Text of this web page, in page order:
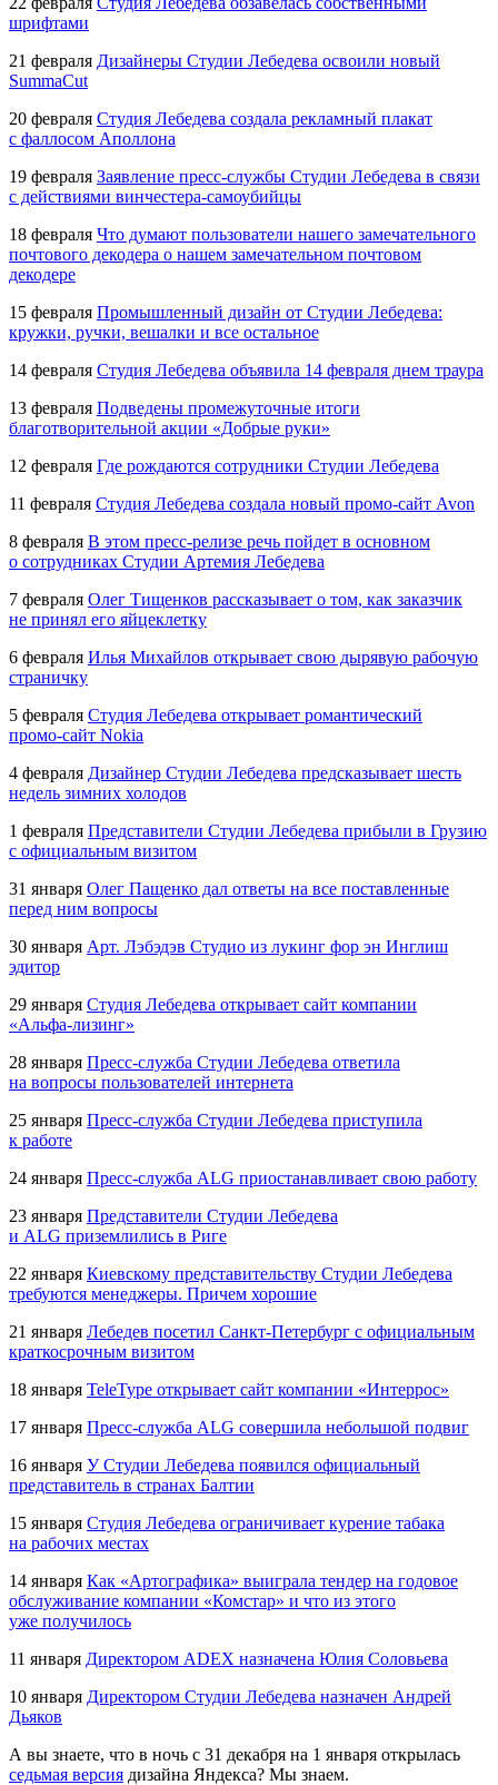
шрифтами
21 февраля Дизайнеры Студии Лебедева освоили новый
SummaCut
20 февраля Студия Лебедева создала рекламный плакат
с фаллосом Аполлона
19 февраля Заявление пресс-службы Студии Лебедева в связи
с действиями винчестера-самоубийцы
18 февраля Что думают пользователи нашего замечательного
почтового декодера о нашем замечательном почтовом
декодере
15 февраля Промышленный дизайн от Студии Лебедева:
кружки, ручки, вешалки и все остальное
14 февраля Студия Лебедева объявила 14 февраля днем траура
13 февраля Подведены промежуточные итоги
благотворительной акции «Добрые руки»
12 февраля Где рождаются сотрудники Студии Лебедева
11 февраля Студия Лебедева создала новый промо-сайт Avon
8 февраля В этом пресс-релизе речь пойдет в основном
о сотрудниках Студии Артемия Лебедева
7 февраля Олег Тищенков рассказывает о том, как заказчик
не принял его яйцеклетку
6 февраля Илья Михайлов открывает свою дырявую рабочую
страничку
5 февраля Студия Лебедева открывает романтический
промо-сайт Nokia
4 февраля Дизайнер Студии Лебедева предсказывает шесть
недель зимних холодов
1 февраля Представители Студии Лебедева прибыли в Грузию
с официальным визитом
31 января Олег Пащенко дал ответы на все поставленные
перед ним вопросы
30 января Арт. Лэбэдэв Студио из лукинг фор эн Инглиш
эдитор
29 января Студия Лебедева открывает сайт компании
«Альфа-лизинг»
28 января Пресс-служба Студии Лебедева ответила
на вопросы пользователей интернета
25 января Пресс-служба Студии Лебедева приступила
к работе
24 января Пресс-служба ALG приостанавливает свою работу
23 января Представители Студии Лебедева
и ALG приземлились в Риге
22 января Киевскому представительству Студии Лебедева
требуются менеджеры. Причем хорошие
21 января Лебедев посетил Санкт-Петербург с официальным
краткосрочным визитом
18 января TeleType открывает сайт компании «Интеррос»
17 января Пресс-служба ALG совершила небольшой подвиг
16 января У Студии Лебедева появился официальный
представитель в странах Балтии
15 января Студия Лебедева ограничивает курение табака
на рабочих местах
14 января Как «Артографика» выиграла тендер на годовое
обслуживание компании «Комстар» и что из этого
уже получилось
11 января Директором ADEX назначена Юлия Соловьева
10 января Директором Студии Лебедева назначен Андрей
Дьяков
А вы знаете, что в ночь с 31 декабря на 1 января открылась
седьмая версия дизайна Яндекса? Мы знаем.